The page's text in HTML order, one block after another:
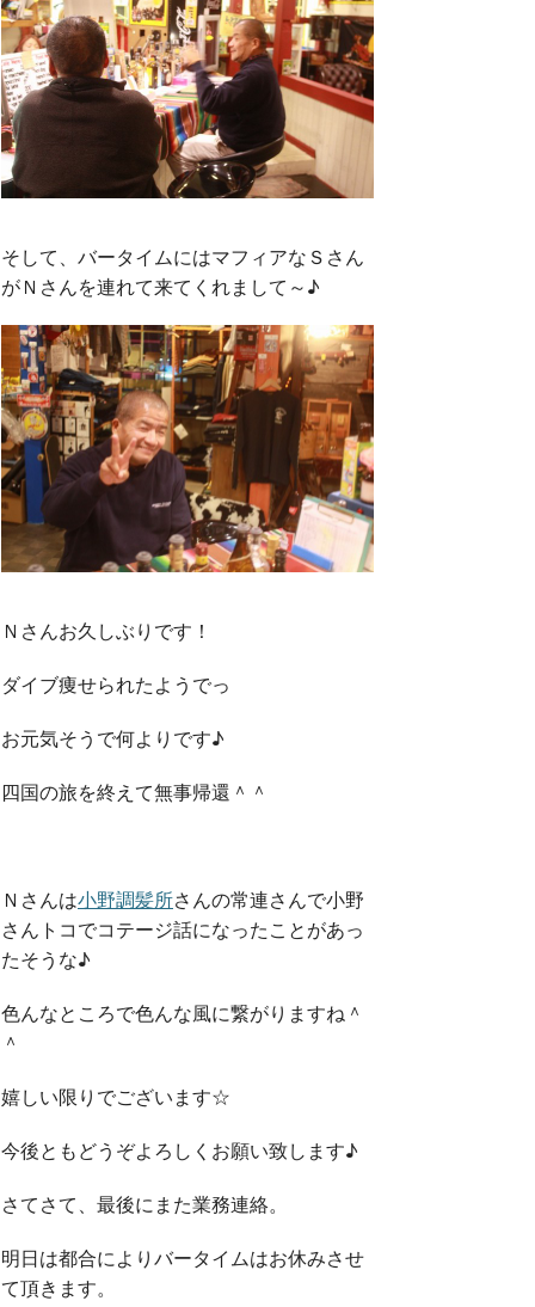
そして、バータイムにはマフィアなＳさん
がＮさんを連れて来てくれまして～♪
Ｎさんお久しぶりです！
ダイブ痩せられたようでっ
お元気そうで何よりです♪
四国の旅を終えて無事帰還＾＾
Ｎさんは小野調髪所さんの常連さんで小野
さんトコでコテージ話になったことがあっ
たそうな♪
色んなところで色んな風に繋がりますね＾
＾
嬉しい限りでございます☆
今後ともどうぞよろしくお願い致します♪
さてさて、最後にまた業務連絡。
明日は都合によりバータイムはお休みさせ
て頂きます。